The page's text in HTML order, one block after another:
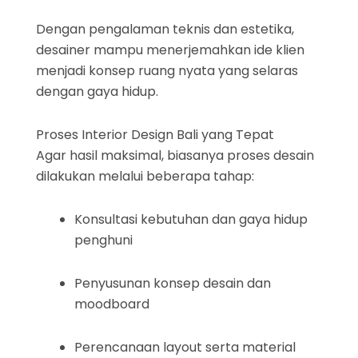
Dengan pengalaman teknis dan estetika,
desainer mampu menerjemahkan ide klien
menjadi konsep ruang nyata yang selaras
dengan gaya hidup.
Proses Interior Design Bali yang Tepat
Agar hasil maksimal, biasanya proses desain
dilakukan melalui beberapa tahap:
Konsultasi kebutuhan dan gaya hidup
penghuni
Penyusunan konsep desain dan
moodboard
Perencanaan layout serta material